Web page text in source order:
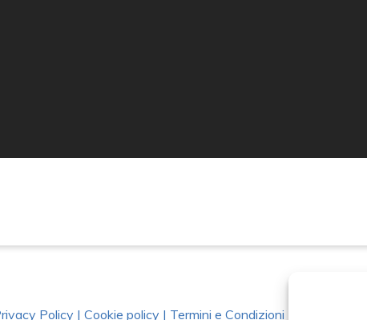
Policy | Cookie policy | Termini e Condizioni